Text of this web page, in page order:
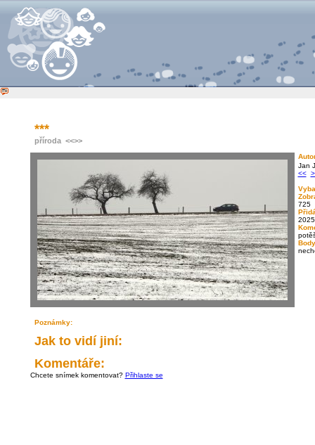
***
příroda <<>>
Jan
<<
725
Poznámky:
Jak to vidí jiní:
Komentáře:
Chcete snímek komentovat? Přihlaste se